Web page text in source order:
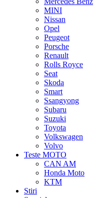
MINI
Nissan
Opel
Peugeot
Porsche
Renault
Rolls Royce
Seat
Skoda
Smart
Ssangyong
Subaru
Suzuki
Toyota
Volkswagen
Volvo
Teste MOTO
CAN AM
Honda Moto
KTM
Stiri